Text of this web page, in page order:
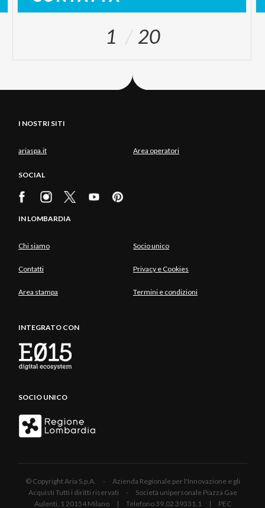
1 20
I NOSTRI SITI
ariaspa.it Area operatori
SOCIAL
IN LOMBARDIA
Chi siamo Socio unico
Contatti Privacy e Cookies
Area stampa Termini e condizioni
INTEGRATO CON
SOCIO UNICO
© Copyright Aria S.p.A. - Azienda Regionale per l'Innovazione e gli
Acquisti Tutti i diritti riservati - Società unipersonale Piazza Gae
Aulenti, 1 20154 Milano | Telefono 39.02 39331.1 | PEC